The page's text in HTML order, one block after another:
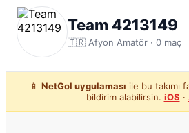
Team 4213149
🇹🇷 Afyon Amatör · 0 maç
📱 NetGol uygulaması ile bu takımı
bildirim alabilirsin. iOS ·